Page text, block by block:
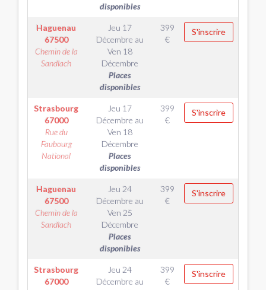
disponibles
Haguenau
67500
Chemin de la
Sandlach
Jeu 17
Décembre au
Ven 18
Décembre
Places
disponibles
399
€
S'inscrire
Strasbourg
67000
Rue du
Faubourg
National
Jeu 17
Décembre au
Ven 18
Décembre
Places
disponibles
399
€
S'inscrire
Haguenau
67500
Chemin de la
Sandlach
Jeu 24
Décembre au
Ven 25
Décembre
Places
disponibles
399
€
S'inscrire
Strasbourg
67000
Jeu 24
Décembre au
399
€
S'inscrire